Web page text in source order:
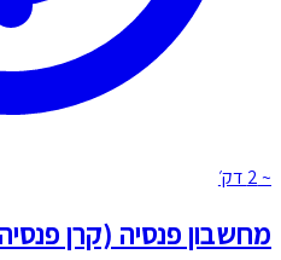
פנסיה (קרן פנסיה)